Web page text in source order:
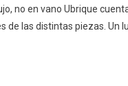
no en vano Ubrique
las distintas piezas. Un